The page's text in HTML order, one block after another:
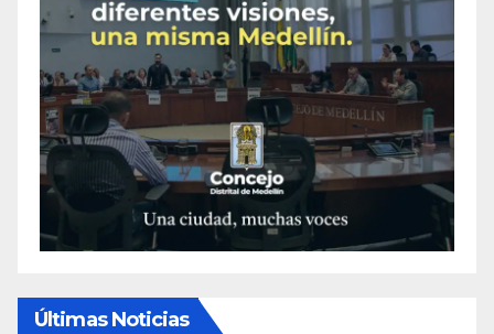
Últimas Noticias